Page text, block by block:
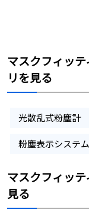
マスクフィッ
リを見る
光散乱式粉塵計
粉塵表示システム
マスクフィッ
見る